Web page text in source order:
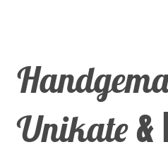
Unikate&